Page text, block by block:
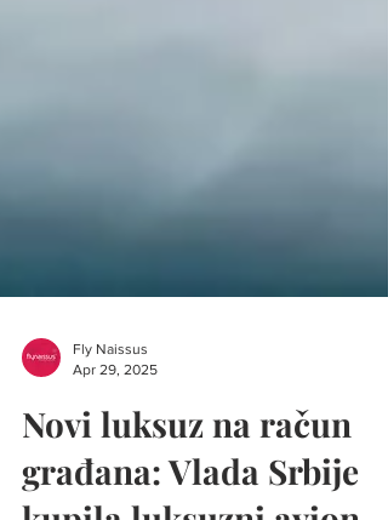
Fly Naissus
Apr 29, 2025
Novi luksuz na račun